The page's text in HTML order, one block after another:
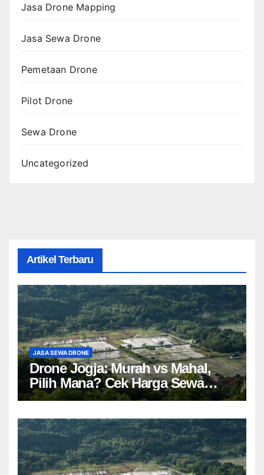
Jasa Drone Mapping
Jasa Sewa Drone
Pemetaan Drone
Pilot Drone
Sewa Drone
Uncategorized
Artikel Terbaru
JASA SEWA DRONE
Drone Jogja: Murah vs Mahal,
Pilih Mana? Cek Harga Sewa
Drone Yogyakarta!